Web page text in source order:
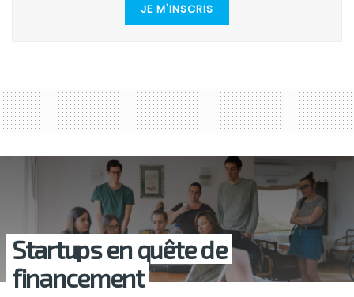
JE M'INSCRIS
Startups en quête de
financement